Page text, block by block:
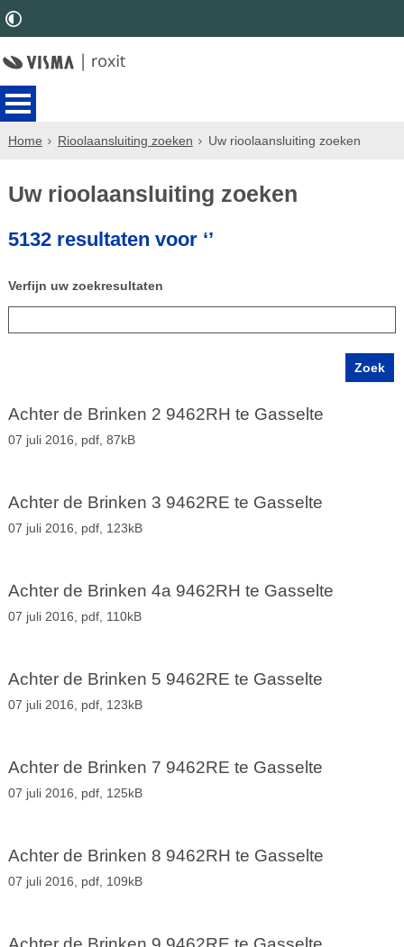
Home Rioolaansluiting zoeken Uw rioolaansluiting zoeken
Uw rioolaansluiting zoeken
5132 resultaten voor ‘’
Verfijn uw zoekresultaten
Achter de Brinken 2 9462RH te Gasselte
07 juli 2016, pdf, 87kB
Achter de Brinken 3 9462RE te Gasselte
07 juli 2016, pdf, 123kB
Achter de Brinken 4a 9462RH te Gasselte
07 juli 2016, pdf, 110kB
Achter de Brinken 5 9462RE te Gasselte
07 juli 2016, pdf, 123kB
Achter de Brinken 7 9462RE te Gasselte
07 juli 2016, pdf, 125kB
Achter de Brinken 8 9462RH te Gasselte
07 juli 2016, pdf, 109kB